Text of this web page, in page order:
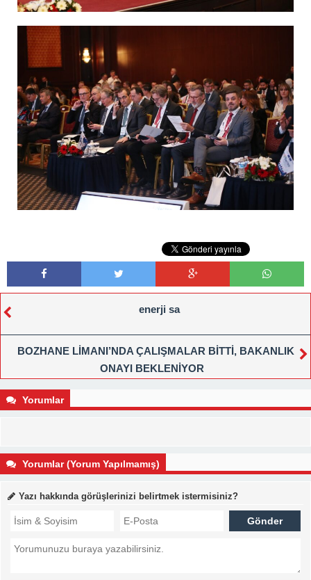
enerji sa
BOZHANE LİMANI’NDA ÇALIŞMALAR BİTTİ, BAKANLIK
ONAYI BEKLENİYOR
Yorumlar
Yorumlar (Yorum Yapılmamış)
Yazı hakkında görüşlerinizi belirtmek istermisiniz?